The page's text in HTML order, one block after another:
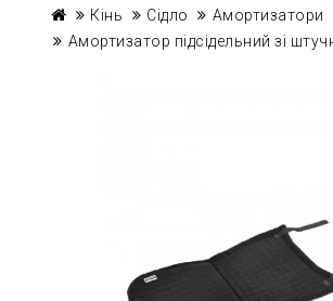
Кінь Сідло Амортизатори
Амортизатор підсідельний зі